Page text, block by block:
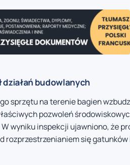
działań budowlanych
sprzętu na terenie bagien
pozwoleń
wyniku inspekcji ujawniono, że
rozprzestrzenianiem się